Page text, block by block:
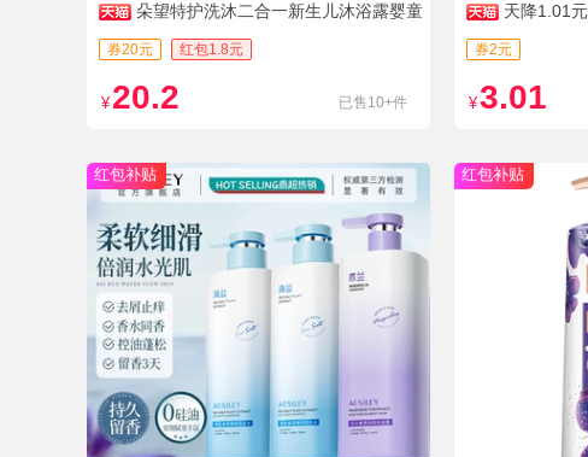
朵望特护洗沐二合一新生儿沐浴露婴童
沐浴乳幼洗发沐浴慕斯230
券20元 红包1.8元
¥ 20.2 已售10+件
天降1.01
券2元
¥3.01
红包补贴 红包补贴